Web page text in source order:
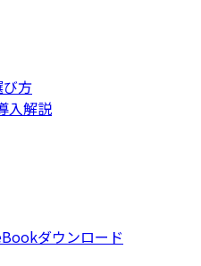
び方
入解説
ダウンロード